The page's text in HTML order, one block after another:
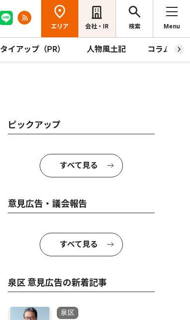
エリア 会社・IR 検索 Menu
タイアップ（PR） 人物風土記 コラム
ピックアップ
すべて見る
意見広告・議会報告
すべて見る
泉区 意見広告の新着記事
泉区